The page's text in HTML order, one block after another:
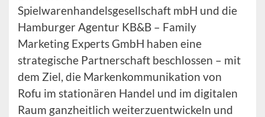
Spielwarenhandelsgesellschaft mbH und die
Hamburger Agentur KB&B – Family
Marketing Experts GmbH haben eine
strategische Partnerschaft beschlossen – mit
dem Ziel, die Markenkommunikation von
Rofu im stationären Handel und im digitalen
Raum ganzheitlich weiterzuentwickeln und